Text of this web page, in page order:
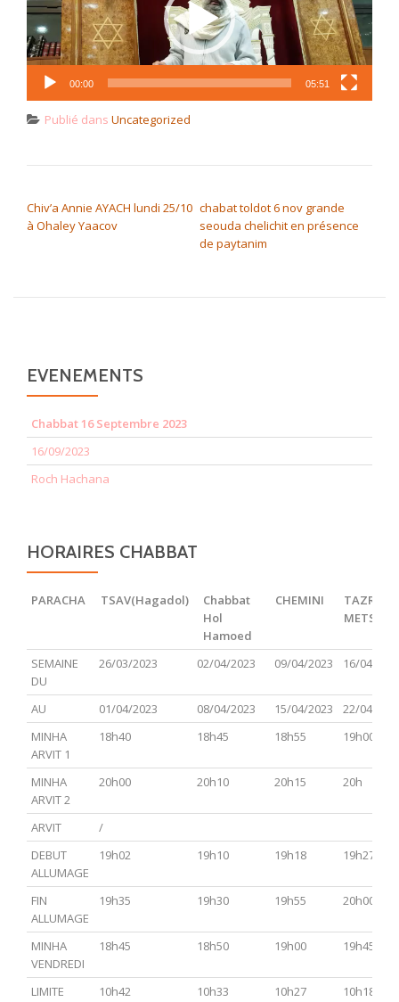
00:00 05:51
Publié dans Uncategorized
Chiv’a Annie AYACH lundi 25/10
à Ohaley Yaacov
chabat toldot 6 nov grande
seouda chelichit en présence
de paytanim
EVENEMENTS
Chabbat 16 Septembre 2023
16/09/2023
Roch Hachana
HORAIRES CHABBAT
PARACHA TSAV(Hagadol)
Chabbat
Hol
Hamoed
CHEMINI
TAZRIA
PARACHA TSAV(Hagadol)
Chabbat
Hamoed
CHEMINI
TAZRIA
SEMAINE
DU
26/03/2023 02/04/2023 09/04/2023 16/04/
AU 01/04/2023 08/04/2023 15/04/2023
22/04/
MINHA
ARVIT 1
18h40 18h45 18h55 19h00
MINHA
ARVIT 2
20h00 20h10 20h15 20h
ARVIT
/
DEBUT
ALLUMAGE
19h02 19h10 19h18 19h27
FIN
ALLUMAGE
19h35 19h30 19h55 20h00
MINHA
VENDREDI
18h45 18h50 19h00 19h45
LIMITE
10h42 10h33 10h27 10h18